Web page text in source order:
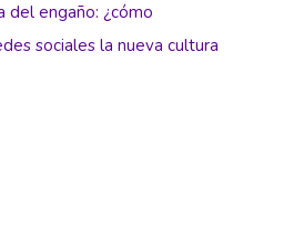
del engaño: ¿cómo
sociales la nueva cultura